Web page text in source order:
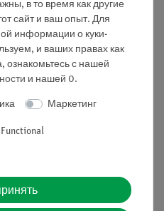
в то время как другие
сайт и ваш опыт. Для
информации о куки-
и ваших правах как
ознакомьтесь с нашей
и нашей 0.
Маркетинг
Functional